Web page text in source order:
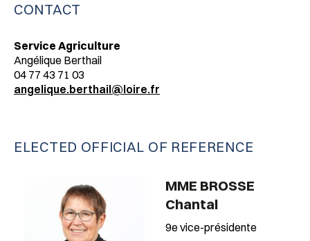
CONTACT
Service Agriculture
Angélique Berthail
04 77 43 71 03
angelique.berthail@loire.fr
ELECTED OFFICIAL OF REFERENCE
MME BROSSE
Chantal
9e vice-présidente